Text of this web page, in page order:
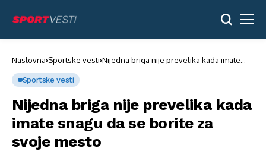
Naslovna Sportske vesti Nijedna briga nije prevelika kada imate
Sportske vesti
Nijedna briga nije prevelika kada
imate snagu da se borite za
svoje mesto